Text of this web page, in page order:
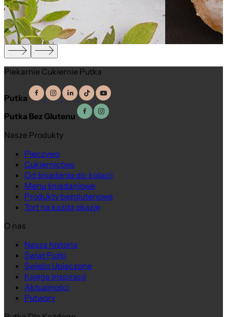
Piekarnie Cukiernie Putka
Putka
Putka Bez Glutenu
Nasze Produkty
Pieczywo
Cukiernictwo
Od śniadania do kolacji
Menu śniadaniowe
Produkty bezglutenowe
Tort na każdą okazję
O nas
Nasza historia
Świat Putki
Świeżo Upieczone
Księga Inspiracji
Aktualności
Putwory